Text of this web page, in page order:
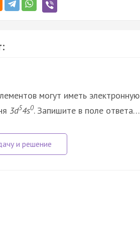
могут иметь электронную
3d54s0. Запишите в поле ответа…